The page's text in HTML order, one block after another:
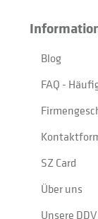
Blog
FAQ -
SZ Card
Über uns
Unsere